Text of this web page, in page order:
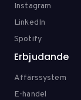
Instagram
LinkedIn
Spotify
Erbjudande
Affärssystem
E-handel